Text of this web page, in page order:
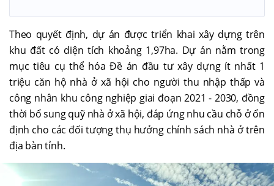
Theo quyết định, dự án được triển khai xây dựng trên
khu đất có diện tích khoảng 1,97ha. Dự án nằm trong
mục tiêu cụ thể hóa Đề án đầu tư xây dựng ít nhất 1
triệu căn hộ nhà ở xã hội cho người thu nhập thấp và
công nhân khu công nghiệp giai đoạn 2021 - 2030, đồng
thời bổ sung quỹ nhà ở xã hội, đáp ứng nhu cầu chỗ ở ổn
định cho các đối tượng thụ hưởng chính sách nhà ở trên
địa bàn tỉnh.